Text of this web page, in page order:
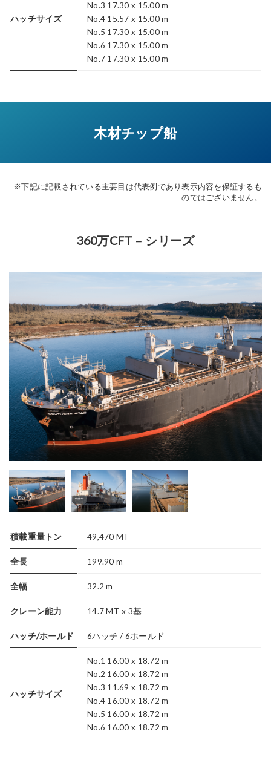
ハッチサイズ
No.3 17.30 x 15.00 m
No.4 15.57 x 15.00 m
No.5 17.30 x 15.00 m
No.6 17.30 x 15.00 m
No.7 17.30 x 15.00 m
木材チップ船
※下記に記載されている主要目は代表例であり表示内容を保証するも
のではございません。
360万CFT – シリーズ
積載重量トン 49,470 MT
全長 199.90 m
全幅 32.2 m
クレーン能力 14.7 MT x 3基
ハッチ/ホールド 6ハッチ / 6ホールド
ハッチサイズ
No.1 16.00 x 18.72 m
No.2 16.00 x 18.72 m
No.3 11.69 x 18.72 m
No.4 16.00 x 18.72 m
No.5 16.00 x 18.72 m
No.6 16.00 x 18.72 m